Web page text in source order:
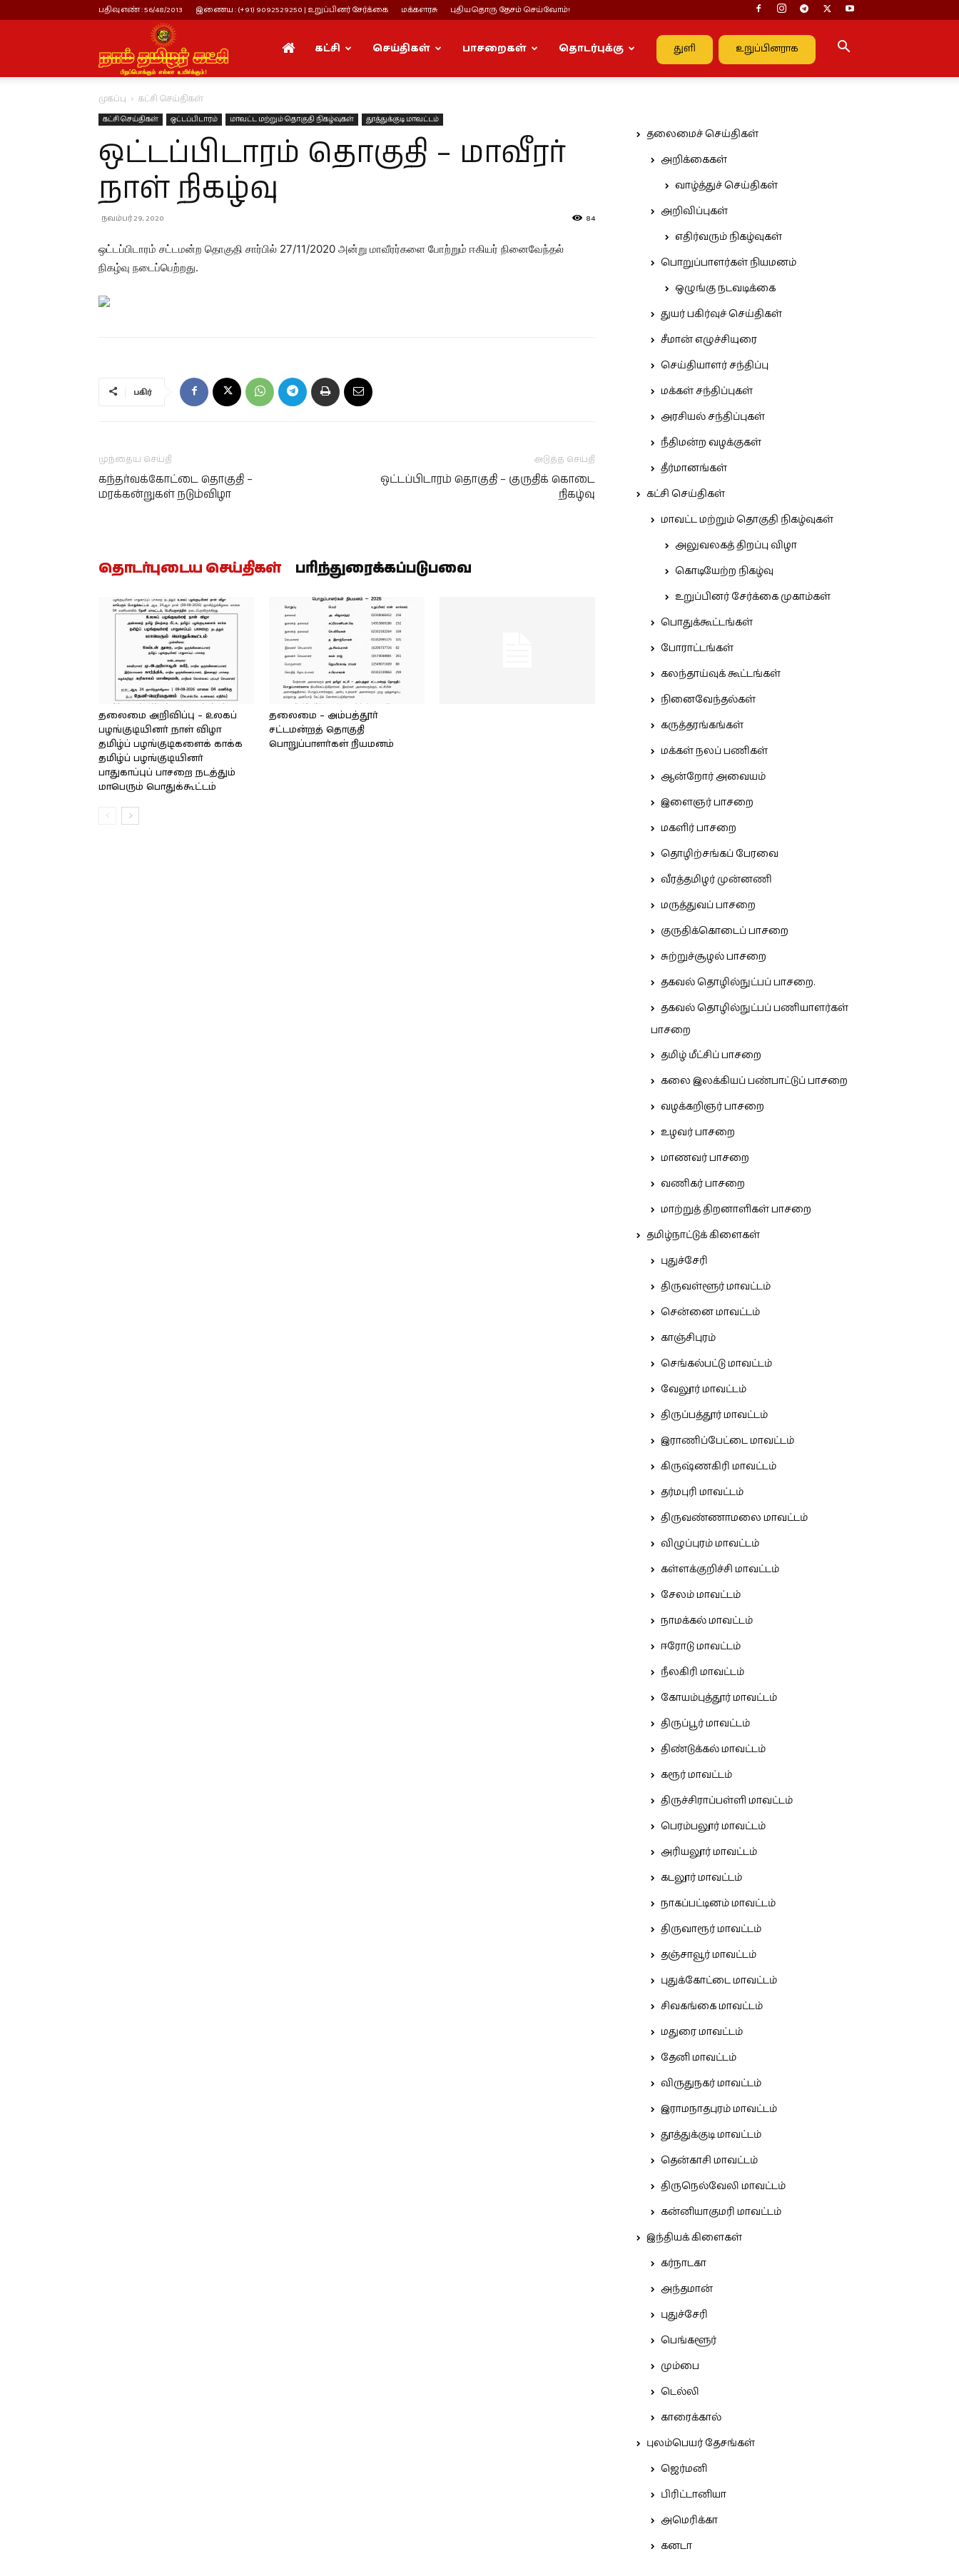
பதிவு எண் : 56/48/2013 இணைய : (+91) 9092529250 | உறுப்பினர் சேர்க்கை மக்களரசு புதியதொரு தேசம் செய்வோம்!
துளி உறுப்பினராக
நாம்
கட்சி
கட்சி செய்திகள் பாசறைகள் தொடர்புக்கு
முகப்பு கட்சி செய்திகள்
கட்சி செய்திகள் ஒட்டப்பிடாரம் மாவட்ட மற்றும் தொகுதி நிகழ்வுகள் தூத்துக்குடி மாவட்டம்
ஒட்டப்பிடாரம் தொகுதி – மாவீரர்
நாள் நிகழ்வு
நவம்பர் 29, 2020 84
ஒட்டப்பிடாரம் சட்டமன்ற தொகுதி சார்பில் 27/11/2020 அன்று மாவீரர்களை போற்றும் ஈகியர் நினைவேந்தல்
நிகழ்வு நடைப்பெற்றது.
பகிர்
முந்தைய செய்தி
கந்தர்வக்கோட்டை தொகுதி –
மரக்கன்றுகள் நடும்விழா
அடுத்த செய்தி
ஒட்டப்பிடாரம் தொகுதி – குருதிக் கொடை
நிகழ்வு
தொடர்புடைய செய்திகள் பரிந்துரைக்கப்படுபவை
தலைமை அறிவிப்பு – உலகப்
பழங்குடியினர் நாள் விழா
தமிழ்ப் பழங்குடிகளைக் காக்க
தமிழ்ப் பழங்குடியினர்
பாதுகாப்புப் பாசறை நடத்தும்
மாபெரும் பொதுக்கூட்டம்
தலைமை – அம்பத்தூர்
சட்டமன்றத் தொகுதி
பொறுப்பாளர்கள் நியமனம்
தலைமைச் செய்திகள்
அறிக்கைகள்
வாழ்த்துச் செய்திகள்
அறிவிப்புகள்
எதிர்வரும் நிகழ்வுகள்
பொறுப்பாளர்கள் நியமனம்
ஒழுங்கு நடவடிக்கை
துயர் பகிர்வுச் செய்திகள்
சீமான் எழுச்சியுரை
செய்தியாளர் சந்திப்பு
மக்கள் சந்திப்புகள்
அரசியல் சந்திப்புகள்
நீதிமன்ற வழக்குகள்
தீர்மானங்கள்
கட்சி செய்திகள்
மாவட்ட மற்றும் தொகுதி நிகழ்வுகள்
அலுவலகத் திறப்பு விழா
கொடியேற்ற நிகழ்வு
உறுப்பினர் சேர்க்கை முகாம்கள்
பொதுக்கூட்டங்கள்
போராட்டங்கள்
கலந்தாய்வுக் கூட்டங்கள்
நினைவேந்தல்கள்
கருத்தரங்கங்கள்
மக்கள் நலப் பணிகள்
ஆன்றோர் அவையம்
இளைஞர் பாசறை
மகளிர் பாசறை
தொழிற்சங்கப் பேரவை
வீரத்தமிழர் முன்னணி
மருத்துவப் பாசறை
குருதிக்கொடைப் பாசறை
சுற்றுச்சூழல் பாசறை
தகவல் தொழில்நுட்பப் பாசறை.
தகவல் தொழில்நுட்பப் பணியாளர்கள்
பாசறை
தமிழ் மீட்சிப் பாசறை
கலை இலக்கியப் பண்பாட்டுப் பாசறை
வழக்கறிஞர் பாசறை
உழவர் பாசறை
மாணவர் பாசறை
வணிகர் பாசறை
மாற்றுத் திறனாளிகள் பாசறை
தமிழ்நாட்டுக் கிளைகள்
புதுச்சேரி
திருவள்ளூர் மாவட்டம்
சென்னை மாவட்டம்
காஞ்சிபுரம்
செங்கல்பட்டு மாவட்டம்
வேலூர் மாவட்டம்
திருப்பத்தூர் மாவட்டம்
இராணிப்பேட்டை மாவட்டம்
கிருஷ்ணகிரி மாவட்டம்
தர்மபுரி மாவட்டம்
திருவண்ணாமலை மாவட்டம்
விழுப்புரம் மாவட்டம்
கள்ளக்குறிச்சி மாவட்டம்
சேலம் மாவட்டம்
நாமக்கல் மாவட்டம்
ஈரோடு மாவட்டம்
நீலகிரி மாவட்டம்
கோயம்புத்தூர் மாவட்டம்
திருப்பூர் மாவட்டம்
திண்டுக்கல் மாவட்டம்
கரூர் மாவட்டம்
திருச்சிராப்பள்ளி மாவட்டம்
பெரம்பலூர் மாவட்டம்
அரியலூர் மாவட்டம்
கடலூர் மாவட்டம்
நாகப்பட்டினம் மாவட்டம்
திருவாரூர் மாவட்டம்
தஞ்சாவூர் மாவட்டம்
புதுக்கோட்டை மாவட்டம்
சிவகங்கை மாவட்டம்
மதுரை மாவட்டம்
தேனி மாவட்டம்
விருதுநகர் மாவட்டம்
இராமநாதபுரம் மாவட்டம்
தூத்துக்குடி மாவட்டம்
தென்காசி மாவட்டம்
திருநெல்வேலி மாவட்டம்
கன்னியாகுமரி மாவட்டம்
இந்தியக் கிளைகள்
கர்நாடகா
அந்தமான்
புதுச்சேரி
பெங்களூர்
மும்பை
டெல்லி
காரைக்கால்
புலம்பெயர் தேசங்கள்
ஜெர்மனி
பிரிட்டானியா
அமெரிக்கா
கனடா